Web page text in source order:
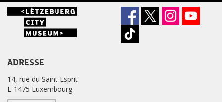
ADRESSE
14, rue du Saint-Esprit
L-1475 Luxembourg